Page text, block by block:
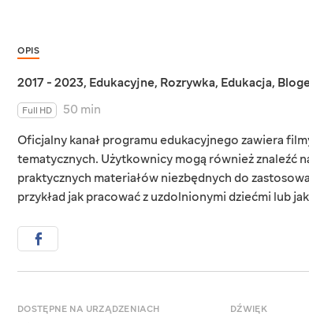
OPIS
2017 - 2023, Edukacyjne, Rozrywka, Edukacja,
Full HD
50 min
Oficjalny kanał programu edukacyjnego zawiera
tematycznych. Użytkownicy mogą również znaleźć
praktycznych materiałów niezbędnych do
przykład jak pracować z uzdolnionymi dziećmi lub
DOSTĘPNE NA URZĄDZENIACH
DŹWIĘK